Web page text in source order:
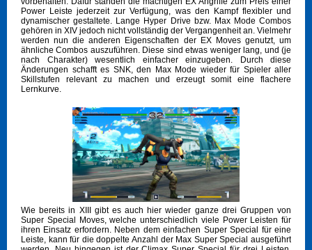
Power Leiste jederzeit zur Verfügung, was den Kampf flexibler und
dynamischer gestaltete. Lange Hyper Drive bzw. Max Mode Combos
gehören in XIV jedoch nicht vollständig der Vergangenheit an. Vielmehr
werden nun die anderen Eigenschaften der EX Moves genutzt, um
ähnliche Combos auszuführen. Diese sind etwas weniger lang, und (je
nach Charakter) wesentlich einfacher einzugeben. Durch diese
Änderungen schafft es SNK, den Max Mode wieder für Spieler aller
Skillstufen relevant zu machen und erzeugt somit eine flachere
Lernkurve.
Wie bereits in XIII gibt es auch hier wieder ganze drei Gruppen von
Super Special Moves, welche unterschiedlich viele Power Leisten für
ihren Einsatz erfordern. Neben dem einfachen Super Special für eine
Leiste, kann für die doppelte Anzahl der Max Super Special ausgeführt